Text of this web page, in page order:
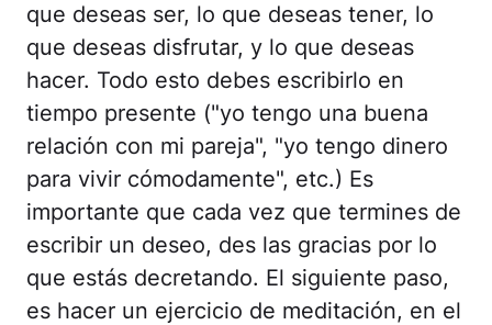
que deseas ser, lo que deseas tener, lo
que deseas disfrutar, y lo que deseas
hacer. Todo esto debes escribirlo en
tiempo presente ("yo tengo una buena
relación con mi pareja", "yo tengo dinero
para vivir cómodamente", etc.) Es
importante que cada vez que termines de
escribir un deseo, des las gracias por lo
que estás decretando. El siguiente paso,
es hacer un ejercicio de meditación, en el